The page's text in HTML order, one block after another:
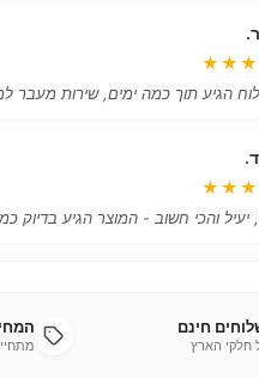
הגיע תוך כמה ימים, שירות מעבר
יעיל והכי חשוב - המוצר הגיע בדיוק
חינם
חלקי הארץ